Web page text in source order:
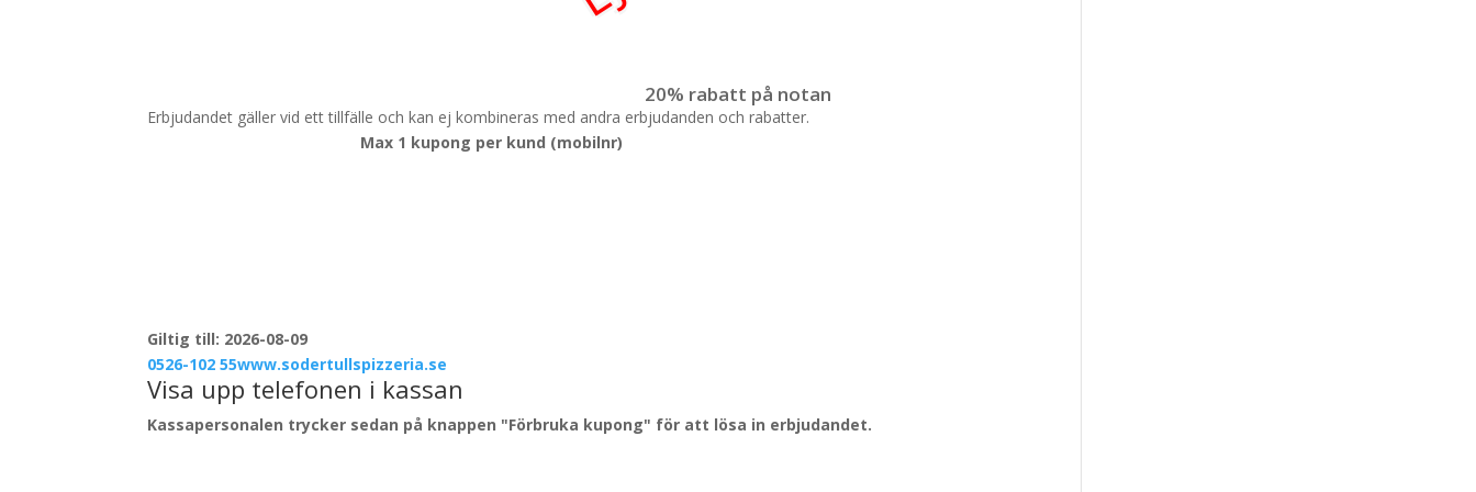
20% rabatt på notan
Erbjudandet gäller vid ett tillfälle och kan ej kombineras med andra erbjudanden och rabatter.
Max 1 kupong per kund (mobilnr)
Giltig till: 2026-08-09
0526-102 55www.sodertullspizzeria.se
Visa upp telefonen i kassan
Kassapersonalen trycker sedan på knappen "Förbruka kupong" för att lösa in erbjudandet.